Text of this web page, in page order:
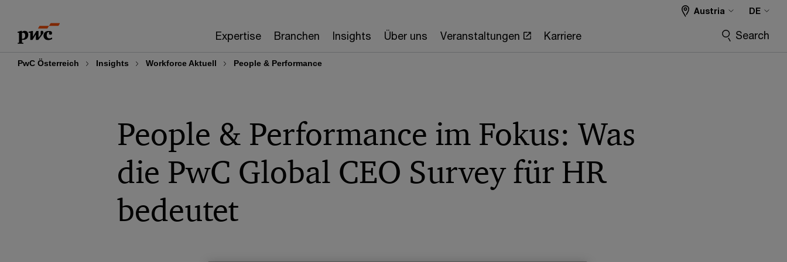
content
footer
Expertise Branchen Insights Über uns Veranstaltungen Karriere
Austria DE
Search
PwC Österreich Insights Workforce Aktuell People & Performance
People & Performance im Fokus: Was
die PwC Global CEO Survey für HR
bedeutet